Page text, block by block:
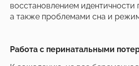
восстановлением идентичности
а также проблемами сна и
Работа с перинатальными